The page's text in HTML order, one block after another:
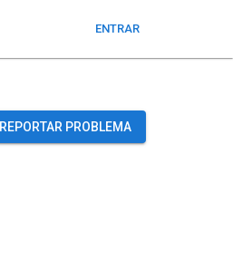
ENTRAR
REPORTAR PROBLEMA